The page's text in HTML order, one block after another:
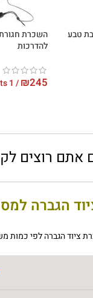
להדרכות
₪245
/ 1 nights
אתם רוצים
הגברה
ציוד הגברה לפי כמות